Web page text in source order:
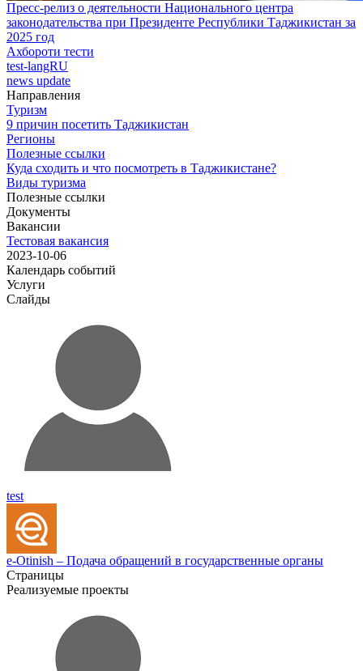
Пресс-релиз о деятельности Национального центра
законодательства при Президенте Республики Таджикистан за
2025 год
Ахбороти тести
test-langRU
news update
Направления
Туризм
9 причин посетить Таджикистан
Регионы
Полезные ссылки
Куда сходить и что посмотреть в Таджикистане?
Виды туризма
Полезные ссылки
Документы
Вакансии
Тестовая вакансия
2023-10-06
Календарь событий
Услуги
Слайды
test
e-Otinish – Подача обращений в государственные органы
Страницы
Реализуемые проекты